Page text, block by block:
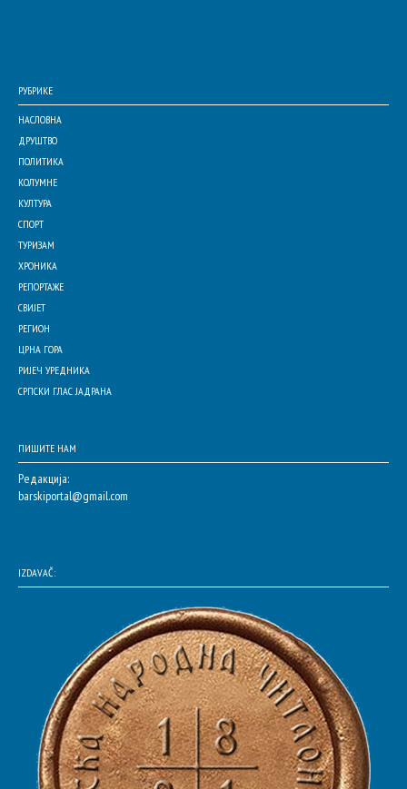
РУБРИКЕ
НАСЛОВНА
ДРУШТВО
ПОЛИТИКА
КОЛУМНЕ
КУЛТУРА
СПОРТ
ТУРИЗАМ
ХРОНИКА
РЕПОРТАЖЕ
СВИЈЕТ
РЕГИОН
ЦРНА ГОРА
РИЈЕЧ УРЕДНИКА
СРПСКИ ГЛАС ЈАДРАНА
ПИШИТЕ НАМ
Редакција:
barskiportal@gmail.com
IZDAVAČ: